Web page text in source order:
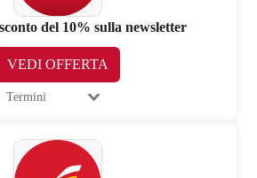
del 10% sulla newsletter
VEDI OFFERTA
Termini